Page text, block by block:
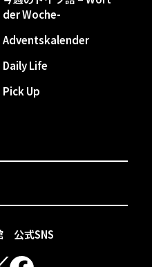
公式SNS
der Woche-
Adventskalender
Daily Life
Pick Up